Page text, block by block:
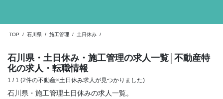
TOP / 石川県 / 施工管理 / 土日休み /
石川県・土日休み・施工管理の求人一覧 │不動産特
化の求人・転職情報
1 / 1 (2件の不動産×土日休み求人が見つかりました)
石川県・施工管理土日休みの求人一覧。